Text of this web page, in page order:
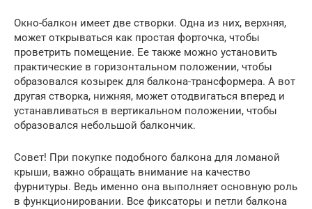
Окно-балкон имеет две створки. Одна из них, верхняя,
может открываться как простая форточка, чтобы
проветрить помещение. Ее также можно установить
практические в горизонтальном положении, чтобы
образовался козырек для балкона-трансформера. А вот
другая створка, нижняя, может отодвигаться вперед и
устанавливаться в вертикальном положении, чтобы
образовался небольшой балкончик.
Совет! При покупке подобного балкона для ломаной
крыши, важно обращать внимание на качество
фурнитуры. Ведь именно она выполняет основную роль
в функционировании. Все фиксаторы и петли балкона